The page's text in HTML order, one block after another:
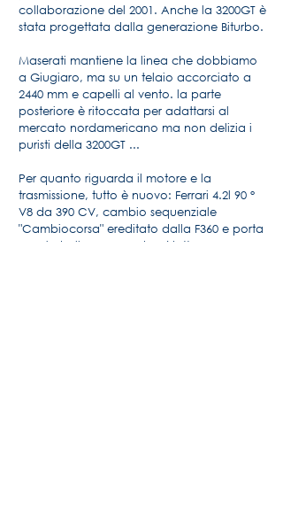
collaborazione del 2001. Anche la 3200GT è
stata progettata dalla generazione Biturbo.
Maserati mantiene la linea che dobbiamo
a Giugiaro, ma su un telaio accorciato a
2440 mm e capelli al vento. la parte
posteriore è ritoccata per adattarsi al
mercato nordamericano ma non delizia i
puristi della 3200GT ...
Per quanto riguarda il motore e la
trasmissione, tutto è nuovo: Ferrari 4.2l 90 °
V8 da 390 CV, cambio sequenziale
"Cambiocorsa" ereditato dalla F360 e porta
questa bellezza a 283 km / h !!